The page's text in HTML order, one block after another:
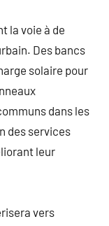
la voie à de
Des bancs
solaire pour
dans les
des services
leur
vers